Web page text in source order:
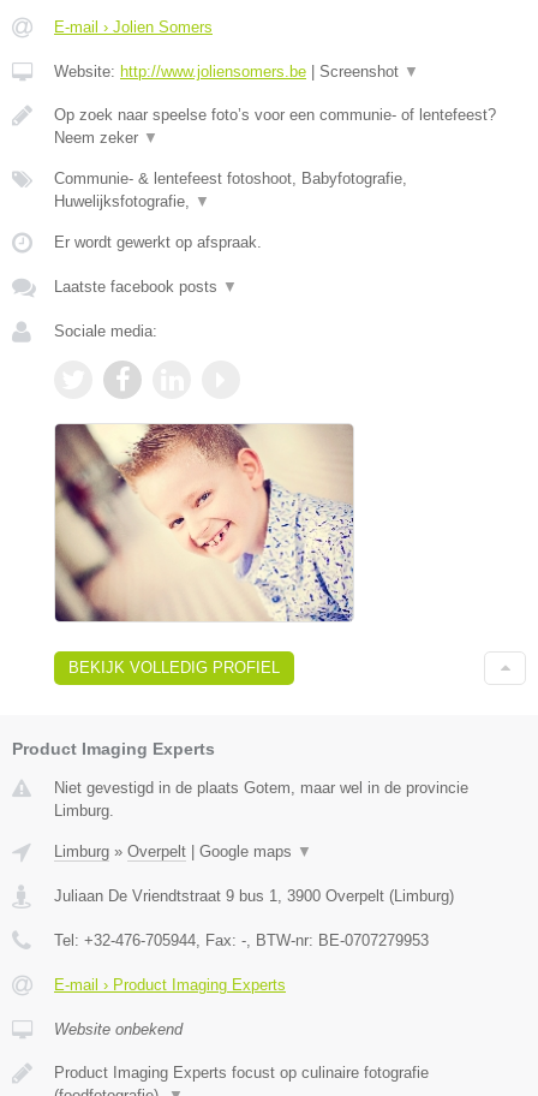
E-mail › Jolien Somers
Website: http://www.joliensomers.be Screenshot ▼
Op zoek naar speelse foto’s voor een communie- of lentefeest?
Neem zeker ▼
Communie- & lentefeest fotoshoot, Babyfotografie,
Huwelijksfotografie,
▼
Er wordt gewerkt op afspraak.
Laatste facebook posts ▼
Sociale media:
BEKIJK VOLLEDIG PROFIEL
Product Imaging Experts
Niet gevestigd in de plaats Gotem, maar wel in de provincie
Limburg.
Limburg » Overpelt Google maps ▼
Juliaan De Vriendtstraat 9 bus 1, 3900 Overpelt (Limburg)
Tel: +32-476-705944, Fax: -, BTW-nr: BE-0707279953
E-mail › Product Imaging Experts
Website onbekend
Product Imaging Experts focust op culinaire fotografie